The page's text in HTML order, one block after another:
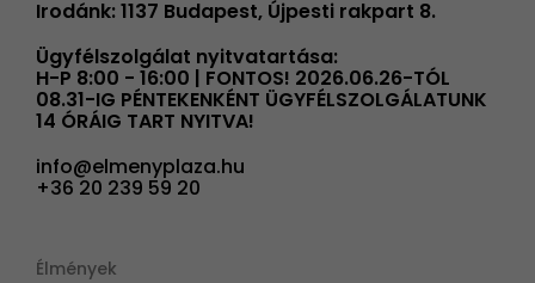
Irodánk: 1137 Budapest, Újpesti rakpart 8.
Ügyfélszolgálat nyitvatartása:
H-P 8:00 - 16:00 | FONTOS! 2026.06.26-TÓL
08.31-IG PÉNTEKENKÉNT ÜGYFÉLSZOLGÁLATUNK
14 ÓRÁIG TART NYITVA!
info@elmenyplaza.hu
+36 20 239 59 20
Élmények